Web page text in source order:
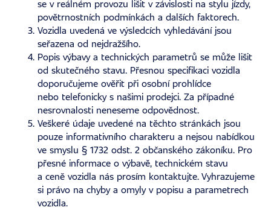
se v reálném provozu lišit v závislosti na stylu jízdy,
povětrnostních podmínkách a dalších faktorech.
Vozidla uvedená ve výsledcích vyhledávání jsou
seřazena od nejdražšího.
Popis výbavy a technických parametrů se může lišit
od skutečného stavu. Přesnou specifikaci vozidla
doporučujeme ověřit při osobní prohlídce
nebo telefonicky s našimi prodejci. Za případné
nesrovnalosti neneseme odpovědnost.
Veškeré údaje uvedené na těchto stránkách jsou
pouze informativního charakteru a nejsou nabídkou
ve smyslu § 1732 odst. 2 občanského zákoníku. Pro
přesné informace o výbavě, technickém stavu
a ceně vozidla nás prosím kontaktujte. Vyhrazujeme
si právo na chyby a omyly v popisu a parametrech
vozidla.